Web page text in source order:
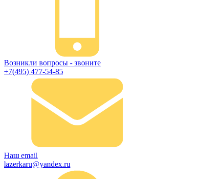
Возникли вопросы - звоните
+7(495) 477-54-85
Наш email
lazerkaru@yandex.ru